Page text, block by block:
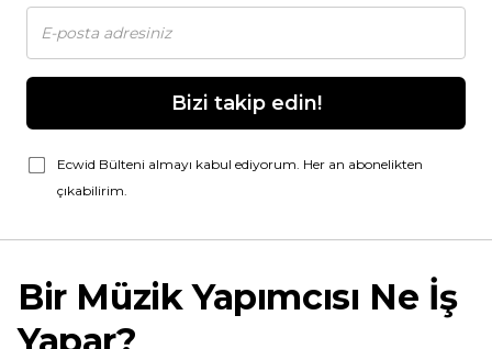
Bizi takip edin!
Ecwid Bülteni almayı kabul ediyorum. Her an abonelikten
çıkabilirim.
Bir Müzik Yapımcısı Ne İş